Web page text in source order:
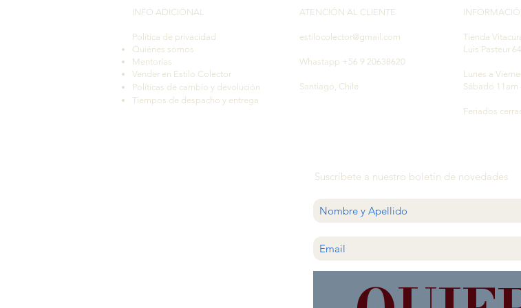
INFO ADICIONAL​
Política de privacidad
Quiénes somos
Mentorías
Vender en Estilo Colector
Políticas de cambio y devolución
Tiempos de despacho y entrega
ATENCIÓN AL CLIENTE
estilocolector@gmail.com
Whastapp +56 9 20638620
Santiago, Chile
Tienda
Luis Pasteur
Lunes a
Sábado 11am
Feriados
Suscríbete a nuestro boletín de novedades